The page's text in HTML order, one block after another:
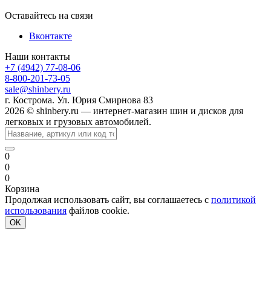
Оставайтесь на связи
Вконтакте
Наши контакты
+7 (4942) 77-08-06
8-800-201-73-05
sale@shinbery.ru
г. Кострома. Ул. Юрия Смирнова 83
2026 © shinbery.ru — интернет-магазин шин и дисков для
легковых и грузовых автомобилей.
0
0
0
Корзина
Продолжая использовать сайт, вы соглашаетесь с политикой
использования файлов cookie.
OK